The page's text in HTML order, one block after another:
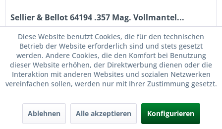
Sellier & Bellot 64194 .357 Mag. Vollmantel...
Sellier & Bellot 64194 .357 Mag. Vollmantel 10,24g/158grs.
Kaliber: .357 Mag. Artikel-Nr.: 64194 EAN: 8590690311439
Der Bleikern mit Form einer abgeflachten Spitze ist mit...
Inhalt50 Stück(0,63 € * / 1 Stück)
ab 31,30 € *
Merken
Diese Website benutzt Cookies, die für den technischen
Betrieb der Website erforderlich sind und stets gesetzt
werden. Andere Cookies, die den Komfort bei Benutzung
dieser Website erhöhen, der Direktwerbung dienen oder die
Interaktion mit anderen Websites und sozialen Netzwerken
vereinfachen sollen, werden nur mit Ihrer Zustimmung gesetzt.
Ablehnen Alle akzeptieren Konfigurieren